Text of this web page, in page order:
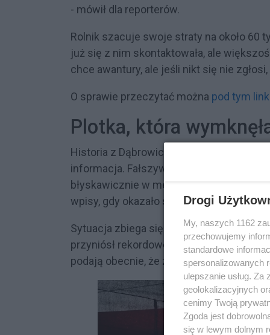
- mówił dla reporterów.
Rolnik szacuje swoje straty na około 60
już się z nim skontaktowała, ale
chce awantury, ale jeśli nikt się nie
O sprawie przeczytać można pod tym
Plotka, która
Historia z Dąbrowicy pokazuje, jak
informacja. Fałszywa wiadomość o
błyskawicznie w mediach
wpisy, gdy okazało się, że to nie była
Sytuacja zbiega się z trudnym okresem
przyniósł rekordowe plony ziemniaków,
podają obecnie, że za 1 kilogram
Drogi
My, naszych 1162
przechowujemy
standardowe
spersonalizowanych
ulepszanie usług.
geolokalizacyjnych
cenimy Twoją
Zgoda jest
się w lewym dolnym